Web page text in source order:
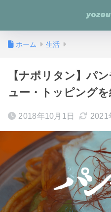
ホーム 生活
【ナポリタン】パ
ュー・トッピングを
2018年10月1日 2021